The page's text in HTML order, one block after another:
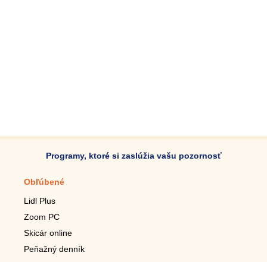
Programy, ktoré si zaslúžia vašu pozornosť
Obľúbené
Lidl Plus
Zoom PC
Skicár online
Peňažný denník